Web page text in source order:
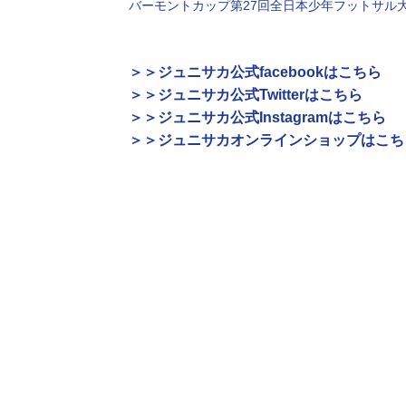
バーモントカップ第27回全日本少年フットサル
＞＞ジュニサカ公式facebookはこちら
＞＞ジュニサカ公式Twitterはこちら
＞＞ジュニサカ公式Instagramはこちら
＞＞ジュニサカオンラインショップはこ